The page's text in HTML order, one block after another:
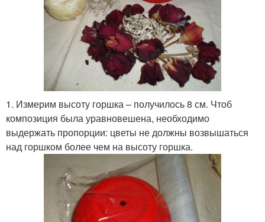
1. Измерим высоту горшка – получилось 8 см. Чтоб
композиция была уравновешена, необходимо
выдержать пропорции: цветы не должны возвышаться
над горшком более чем на высоту горшка.